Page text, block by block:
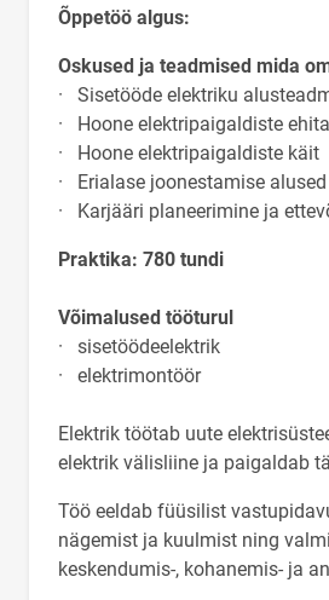
Õppetöö algus:
Oskused ja teadmised mida
· Sisetööde elektriku
· Hoone elektripaigaldiste
· Hoone elektripaigaldiste käit
· Erialase joonestamise alused
· Karjääri planeerimine ja
Praktika: 780 tundi
Võimalused tööturul
· sisetöödeelektrik
· elektrimontöör
Elektrik töötab uute
elektrik välisliine ja paigaldab
Töö eeldab füüsilist
nägemist ja kuulmist ning
keskendumis-, kohanemis- ja